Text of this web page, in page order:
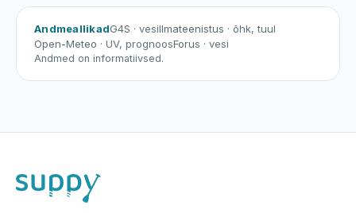
AndmeallikadG4S · vesiIlmateenistus · õhk, tuul
Open-Meteo · UV, prognoosForus · vesi
Andmed on informatiivsed.